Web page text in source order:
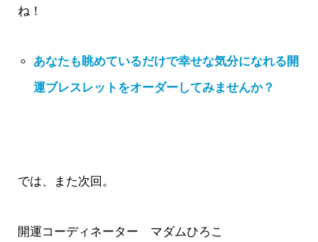
ね！
あなたも眺めているだけで幸せな気分になれる開
運ブレスレットをオーダーしてみませんか？
では、また次回。
開運コーディネーター マダムひろこ